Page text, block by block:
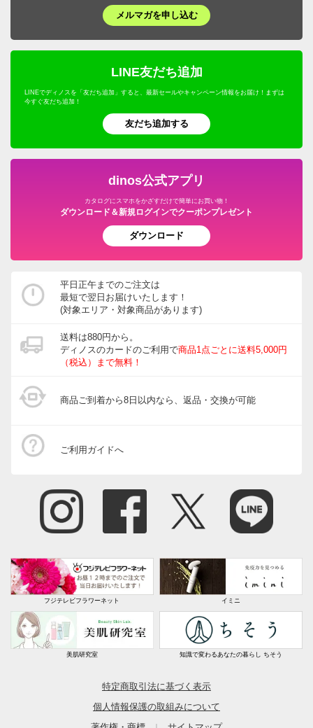
メルマガを申し込む
LINE友だち追加
LINEでディノスを「友だち追加」すると、最新セールやキャンペーン情報をお届け！まずは
今すぐ友だち追加！
友だち追加する
dinos公式アプリ
カタログにスマホをかざすだけで簡単にお買い物！
ダウンロード＆新規ログインでクーポンプレゼント
ダウンロード
平日正午までのご注文は
最短で翌日お届けいたします！
(対象エリア・対象商品があります)
送料は880円から。
ディノスのカードのご利用で商品1点ごとに送料5,000円
（税込）まで無料！
商品ご到着から8日以内なら、返品・交換が可能
ご利用ガイドへ
フジテレビフラワーネット イミニ
美肌研究室 知識で変わるあなたの暮らし ちそう
特定商取引法に基づく表示
個人情報保護の取組みについて